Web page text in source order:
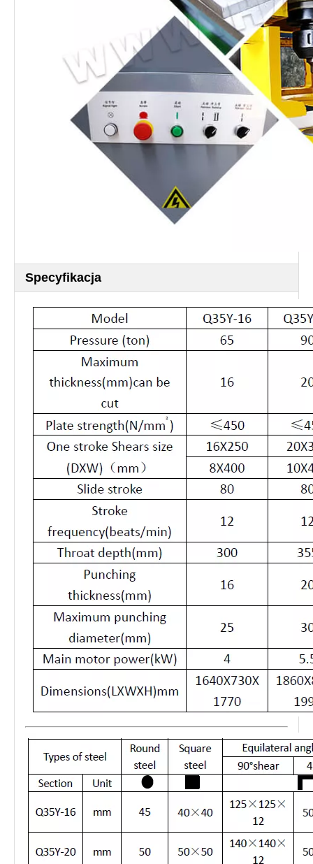
Specyfikacja